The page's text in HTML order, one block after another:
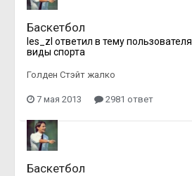
Баскетбол
les_zl ответил в тему пользователя
виды спорта
Голден Стэйт жалко
7 мая 2013 2981 ответ
Баскетбол